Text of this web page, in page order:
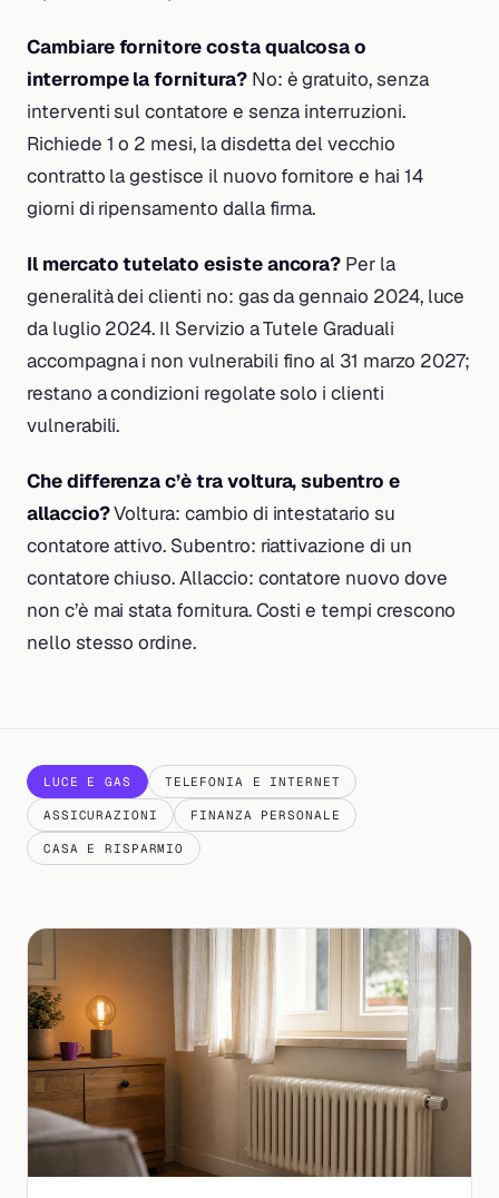
Cambiare fornitore costa qualcosa o
interrompe la fornitura?No: è gratuito, senza
interventi sul contatore e senza interruzioni.
Richiede 1 o 2 mesi, la disdetta del vecchio
contratto la gestisce il nuovo fornitore e hai 14
giorni di ripensamento dalla firma.
Il mercato tutelato esiste ancora? Per la
generalità dei clienti no: gas da gennaio 2024, luce
da luglio 2024. Il Servizio a Tutele Graduali
accompagna i non vulnerabili fino al 31 marzo 2027;
restano a condizioni regolate solo i clienti
vulnerabili.
Che differenza c’è tra voltura, subentro e
allaccio?Voltura: cambio di intestatario su
contatore attivo. Subentro: riattivazione di un
contatore chiuso. Allaccio: contatore nuovo dove
non c’è mai stata fornitura. Costi e tempi crescono
nello stesso ordine.
LUCE E GAS TELEFONIA E INTERNET
ASSICURAZIONI FINANZA PERSONALE
CASA E RISPARMIO